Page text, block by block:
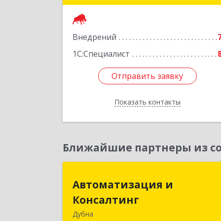
Внедрений
1С:Специалист
Отправить заявку
Показать контакты
Отправить заявку
Назад
Ближайшие партнеры из
Автоматизация и
Консалтинг
Дубна
Консалтинг
141983, Московская обл, г.о.Дубна,